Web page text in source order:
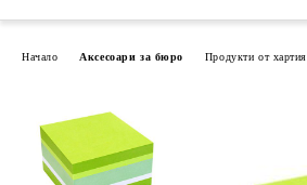
Начало Аксесоари за бюро Продукти от хартия